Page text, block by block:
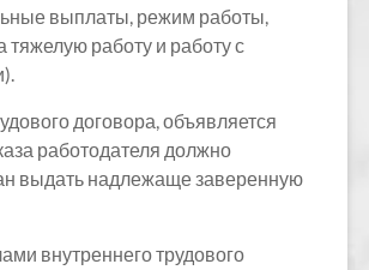
выплаты, режим работы,
работу и работу с
договора, объявляется
работодателя должно
выдать надлежаще заверенную
внутреннего трудового